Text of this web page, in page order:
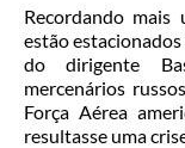
Recordando mais
estão
do dirigente
mercenários
Força Aérea
resultasse uma